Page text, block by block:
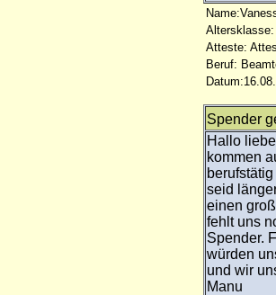
Altersklasse:
Atteste:
Beruf:
Spender
Hallo
kommen
seid
einen
fehlt uns
Spender.
würden
und wir
Manu